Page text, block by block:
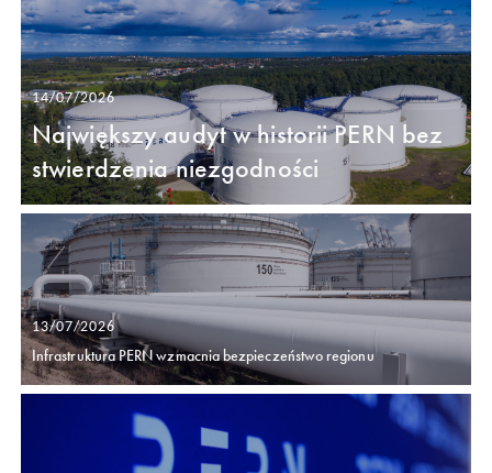
14/07/2026
Największy audyt w historii PERN bez
stwierdzenia niezgodności
13/07/2026
Infrastruktura PERN wzmacnia bezpieczeństwo regionu